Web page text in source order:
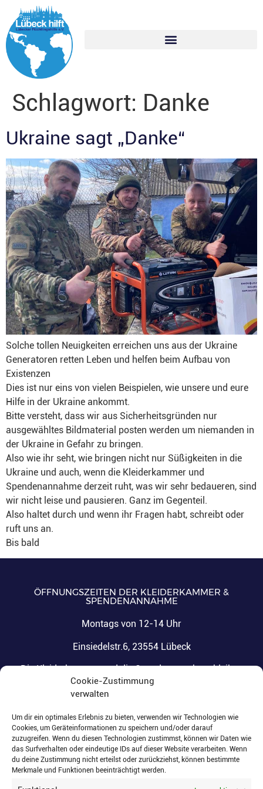
Cookie-Zustimmung
verwalten
Um dir ein optimales Erlebnis zu bieten, verwenden wir Technologien wie
Cookies, um Geräteinformationen zu speichern und/oder darauf
zuzugreifen. Wenn du diesen Technologien zustimmst, können wir Daten wie
das Surfverhalten oder eindeutige IDs auf dieser Website verarbeiten. Wenn
du deine Zustimmung nicht erteilst oder zurückziehst, können bestimmte
Merkmale und Funktionen beeinträchtigt werden.
Schlagwort: Danke
Ukraine sagt „Danke“
Solche tollen Neuigkeiten erreichen uns aus der Ukraine
Generatoren retten Leben und helfen beim Aufbau von
Existenzen
Dies ist nur eins von vielen Beispielen, wie unsere und eure
Hilfe in der Ukraine ankommt.
Bitte versteht, dass wir aus Sicherheitsgründen nur
ausgewähltes Bildmaterial posten werden um niemanden in
der Ukraine in Gefahr zu bringen.
Also wie ihr seht, wie bringen nicht nur Süßigkeiten in die
Ukraine und auch, wenn die Kleiderkammer und
Spendenannahme derzeit ruht, was wir sehr bedaueren, sind
wir nicht leise und pausieren. Ganz im Gegenteil.
Also haltet durch und wenn ihr Fragen habt, schreibt oder
ruft uns an.
Bis bald
ÖFFNUNGSZEITEN DER KLEIDERKAMMER &
SPENDENANNAHME
Montags von 12-14 Uhr
Einsiedelstr.6, 23554 Lübeck
Die Kleiderkammer und die Spendenannahme bleiben
vom
&
20.07. – 25.07.2026
geschlossen